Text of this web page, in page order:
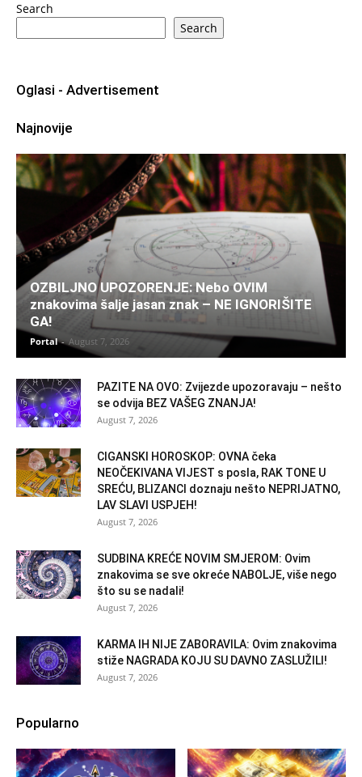
Search
Search
Oglasi - Advertisement
Najnovije
OZBILJNO UPOZORENJE: Nebo OVIM
znakovima šalje jasan znak – NE IGNORIŠITE
GA!
Portal - August 7, 2026
PAZITE NA OVO: Zvijezde upozoravaju – nešto
se odvija BEZ VAŠEG ZNANJA!
August 7, 2026
CIGANSKI HOROSKOP: OVNA čeka
NEOČEKIVANA VIJEST s posla, RAK TONE U
SREĆU, BLIZANCI doznaju nešto NEPRIJATNO,
LAV SLAVI USPJEH!
August 7, 2026
SUDBINA KREĆE NOVIM SMJEROM: Ovim
znakovima se sve okreće NABOLJE, više nego
što su se nadali!
August 7, 2026
KARMA IH NIJE ZABORAVILA: Ovim znakovima
stiže NAGRADA KOJU SU DAVNO ZASLUŽILI!
August 7, 2026
Popularno